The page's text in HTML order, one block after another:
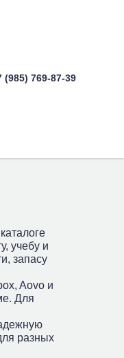
769-87-39
учебу и
запасу
Aovo и
Для
разных